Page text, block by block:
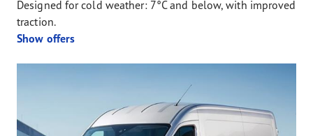
Designed for cold weather: 7°C and below, with improved
traction.
Show offers